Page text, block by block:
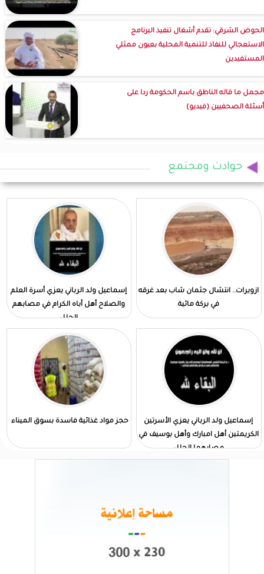
الحوض الشرقي: تقدم أشغال تنفيذ البرنامج
الاستعجالي للنفاذ للتنمية المحلية بعيون ممثلي
المستفيدين
مجمل ما قاله الناطق باسم الحكومة ردا على
أسئلة الصحفيين (فيديو)
حوادث ومجتمع
ازويرات.. انتشال جثمان شاب بعد غرقه
في بركة مائية
إسماعيل ولد الرباني يعزي أسرة العلم
والصلاح أهل أباه الكرام في مصابهم
الجلل
إسماعيل ولد الرباني يعزي الأسرتين
الكريمتين أهل امبارك وأهل بوسيف في
مصابهما الجلل
حجز مواد غذائية فاسدة بسوق الميناء